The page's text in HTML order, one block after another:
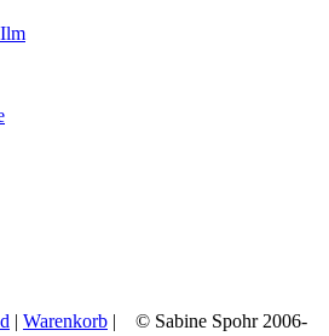
Ilm
| Warenkorb | © Sabine Spohr 2006-